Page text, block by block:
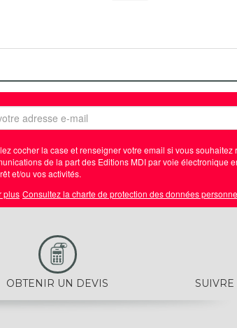
cocher la case et renseigner votre email si vous souhaitez
de la part des Editions MDI par voie électronique
et/ou vos activités.
plus Consultez la charte de protection des données
OBTENIR UN DEVIS